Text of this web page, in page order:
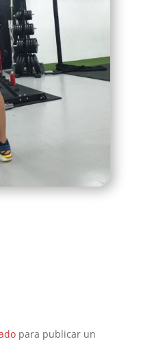
para publicar un